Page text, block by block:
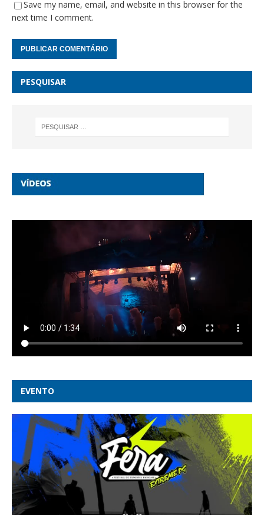
Save my name, email, and website in this browser for the
next time I comment.
PESQUISAR
EVENTO